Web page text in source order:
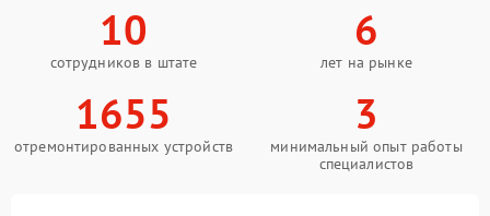
10
сотрудников в штате
6
лет на рынке
1655
отремонтированных устройств
3
минимальный опыт работы
специалистов